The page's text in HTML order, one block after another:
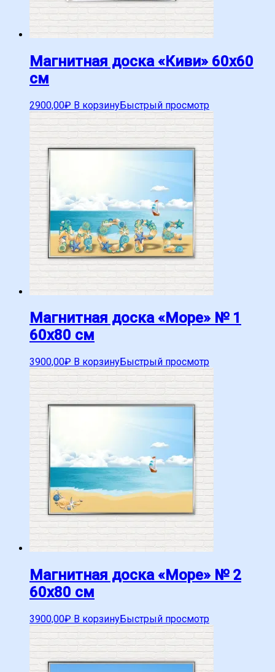
Магнитная доска «Киви» 60х60
см
2900,00₽ В корзинуБыстрый просмотр
Магнитная доска «Море» № 1
60х80 см
3900,00₽ В корзинуБыстрый просмотр
Магнитная доска «Море» № 2
60х80 см
3900,00₽ В корзинуБыстрый просмотр